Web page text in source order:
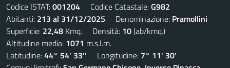
Codice ISTAT:001204 Codice Catastale:G982
Abitanti: 213 al 31/12/2025 Denominazione: Pramollini
Superficie: 22,48 Kmq. Densità: 10(ab/kmq.)
Altitudine media: 1071 m.s.l.m.
Latitudine:44° 54' 33'' Longitudine: 7° 11' 30'